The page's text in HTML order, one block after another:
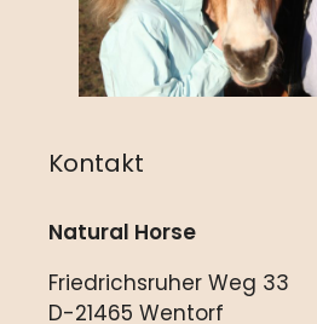
Kontakt
Natural Horse
Friedrichsruher Weg 33
D-21465 Wentorf